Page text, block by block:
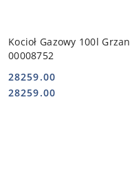
Kocioł Gazowy 100l
00008752
Cena:
28259.00
Cena:
28259.00